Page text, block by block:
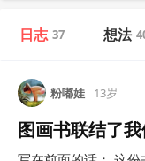
日志 37 想法
粉嘟娃 13岁
图画书联结了我